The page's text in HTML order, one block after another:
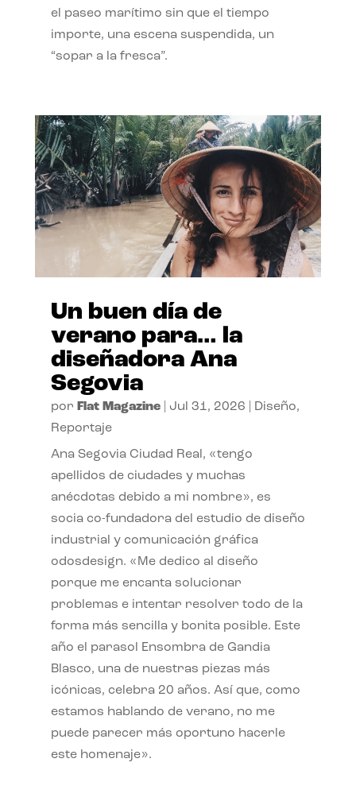
el paseo marítimo sin que el tiempo
importe, una escena suspendida, un
“sopar a la fresca”.
Un buen día de
verano para… la
diseñadora Ana
Segovia
por Flat Magazine| Jul 31, 2026 Diseño,
Reportaje
Ana Segovia Ciudad Real, «tengo
apellidos de ciudades y muchas
anécdotas debido a mi nombre», es
socia co-fundadora del estudio de diseño
industrial y comunicación gráfica
odosdesign. «Me dedico al diseño
porque me encanta solucionar
problemas e intentar resolver todo de la
forma más sencilla y bonita posible. Este
año el parasol Ensombra de Gandia
Blasco, una de nuestras piezas más
icónicas, celebra 20 años. Así que, como
estamos hablando de verano, no me
puede parecer más oportuno hacerle
este homenaje».